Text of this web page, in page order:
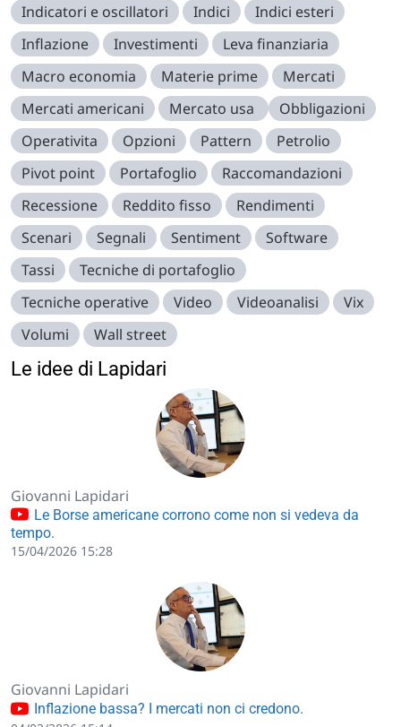
Indicatori e oscillatori
Indici
Indici esteri
Inflazione
Investimenti
Leva finanziaria
Macro economia
Materie prime
Mercati
Mercati americani
Mercato usa
Obbligazioni
Operativita
Opzioni Pattern
Petrolio
Pivot point
Portafoglio
Raccomandazioni
Recessione
Reddito fisso
Rendimenti
Scenari
Segnali Sentiment
Software
Tassi
Tecniche di portafoglio
Tecniche operative
Video Videoanalisi
Vix
Volumi
Wall street
Le idee di Lapidari
Giovanni Lapidari
Le Borse americane corrono come non si vedeva da
tempo.
15/04/2026 15:28
Giovanni Lapidari
Inflazione bassa? I mercati non ci credono.